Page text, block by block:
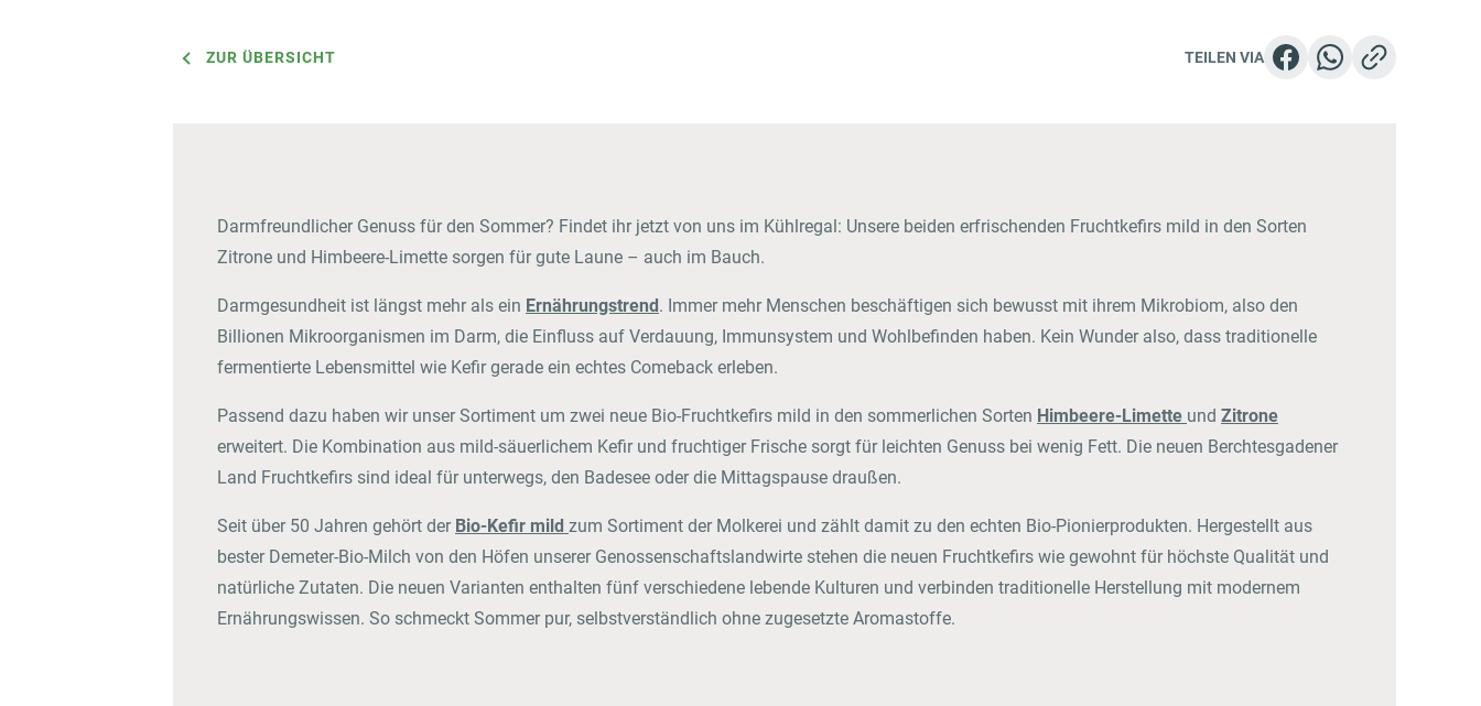
ZUR ÜBERSICHT TEILEN VIA
Darmfreundlicher Genuss für den Sommer? Findet ihr jetzt von uns im Kühlregal: Unsere beiden erfrischenden Fruchtkefirs mild in den Sorten
Zitrone und Himbeere-Limette sorgen für gute Laune – auch im Bauch.
Darmgesundheit ist längst mehr als ein Ernährungstrend. Immer mehr Menschen beschäftigen sich bewusst mit ihrem Mikrobiom, also den
Billionen Mikroorganismen im Darm, die Einfluss auf Verdauung, Immunsystem und Wohlbefinden haben. Kein Wunder also, dass traditionelle
fermentierte Lebensmittel wie Kefir gerade ein echtes Comeback erleben.
Passend dazu haben wir unser Sortiment um zwei neue Bio-Fruchtkefirs mild in den sommerlichen Sorten Himbeere-Limette und Zitrone
erweitert. Die Kombination aus mild-säuerlichem Kefir und fruchtiger Frische sorgt für leichten Genuss bei wenig Fett. Die neuen Berchtesgadener
Land Fruchtkefirs sind ideal für unterwegs, den Badesee oder die Mittagspause draußen.
Seit über 50 Jahren gehört der Bio-Kefir mild zum Sortiment der Molkerei und zählt damit zu den echten Bio-Pionierprodukten. Hergestellt aus
bester Demeter-Bio-Milch von den Höfen unserer Genossenschaftslandwirte stehen die neuen Fruchtkefirs wie gewohnt für höchste Qualität und
natürliche Zutaten. Die neuen Varianten enthalten fünf verschiedene lebende Kulturen und verbinden traditionelle Herstellung mit modernem
Ernährungswissen. So schmeckt Sommer pur, selbstverständlich ohne zugesetzte Aromastoffe.